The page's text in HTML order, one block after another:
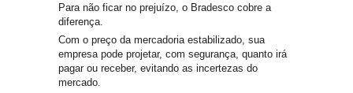
Para não ficar no prejuízo, o Bradesco cobre a
diferença.
Com o preço da mercadoria estabilizado, sua
empresa pode projetar, com segurança, quanto irá
pagar ou receber, evitando as incertezas do
mercado.